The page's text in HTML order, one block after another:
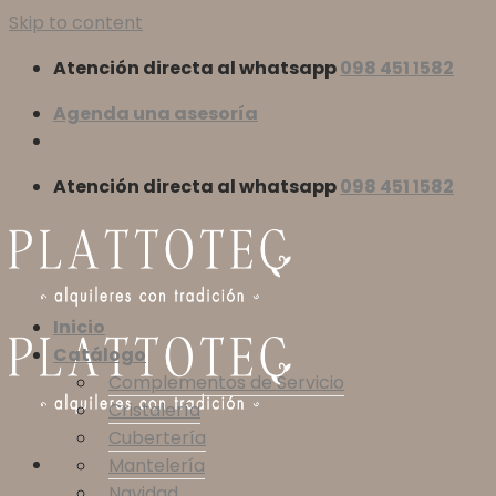
Skip to content
Atención directa al whatsapp098 451 1582
Agenda una asesoría
Atención directa al whatsapp098 451 1582
Inicio
Catálogo
Complementos de Servicio
Cristalería
Cubertería
Mantelería